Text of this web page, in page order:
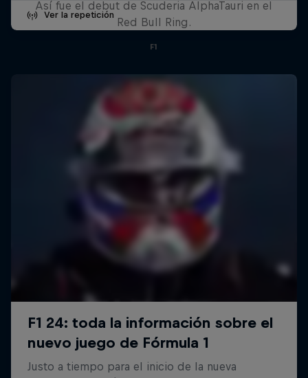
Ver la repetición
Así fue el debut de Scuderia AlphaTauri en el
Red Bull Ring.
F1